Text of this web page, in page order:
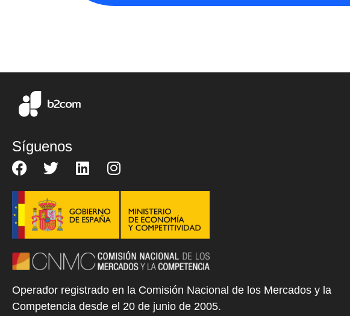
Síguenos
Operador registrado en la Comisión Nacional de los Mercados y la
Competencia desde el 20 de junio de 2005.